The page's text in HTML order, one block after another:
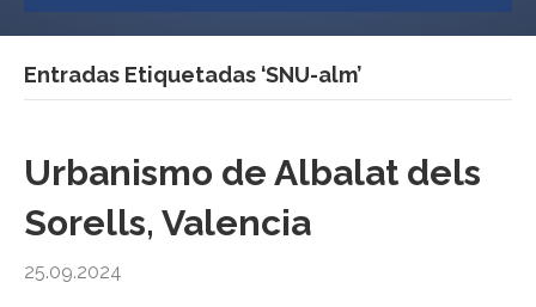
Entradas Etiquetadas ‘SNU-alm’
Urbanismo de Albalat dels
Sorells, Valencia
25.09.2024